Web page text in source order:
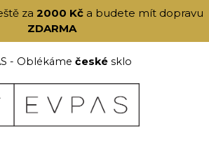
za2000 Kč a budete mít dopravu
ZDARMA
- Oblékáme českésklo